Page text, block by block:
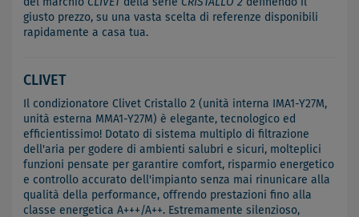
giusto prezzo, su una vasta scelta di referenze disponibili
rapidamente a casa tua.
CLIVET
Il condizionatore Clivet Cristallo 2 (unità interna IMA1-Y27M,
unità esterna MMA1-Y27M) è elegante, tecnologico ed
efficientissimo! Dotato di sistema multiplo di filtrazione
dell'aria per godere di ambienti salubri e sicuri, molteplici
funzioni pensate per garantire comfort, risparmio energetico
e controllo accurato dell'impianto senza mai rinunicare alla
qualità della performance, offrendo prestazioni fino alla
classe energetica A+++/A++. Estremamente silenzioso,